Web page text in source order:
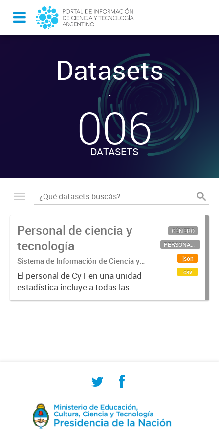
Datasets
-
006
DATASETS
Personal de ciencia y
tecnología
Sistema de Información de Ciencia y
Tecnología Argentino (SICYTAR)
El personal de CyT en una unidad
estadística incluye a todas las
personas involucradas
GÉNERO
PERSONAL CIENTÍFICO-TECNOLÓGICO
json
csv